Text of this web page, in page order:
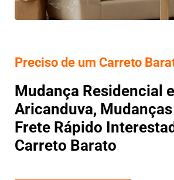
Preciso de um Carreto
Mudança Residencial
Aricanduva,
Frete Rápido
Carreto Barato